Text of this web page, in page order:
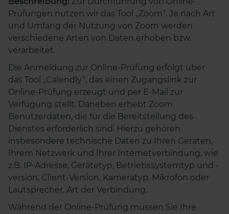
Prüfungen nutzen wir das Tool „Zoom“. Je nach Art
und Umfang der Nutzung von Zoom werden
verschiedene Arten von Daten erhoben bzw.
verarbeitet.
Die Anmeldung zur Online-Prüfung erfolgt über
das Tool „Calendly“, das einen Zugangslink zur
Online-Prüfung erzeugt und per E-Mail zur
Verfügung stellt. Daneben erhebt Zoom
Benutzerdaten, die für die Bereitstellung des
Dienstes erforderlich sind. Hierzu gehören
insbesondere technische Daten zu Ihren Geräten,
Ihrem Netzwerk und Ihrer Internetverbindung, wie
z.B. IP-Adresse, Gerätetyp, Betriebssystemtyp und -
version, Client-Version, Kameratyp, Mikrofon oder
Lautsprecher, Art der Verbindung.
Während der Online-Prüfung müssen Sie Ihre